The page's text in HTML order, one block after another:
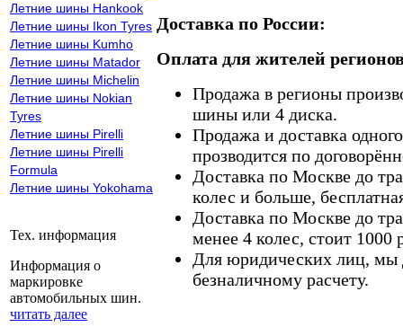
Летние шины Hankook
Летние шины Ikon Tyres
Летние шины Kumho
Летние шины Matador
Летние шины Michelin
Летние шины Nokian
Tyres
Летние шины Pirelli
Летние шины Pirelli
Formula
Летние шины Yokohama
Тех. информация
Информация о
маркировке
автомобильных шин.
читать далее
Доставка по России:
Оплата для жителей
Продажа в регионы
шины или 4 диска.
Продажа и доставка
прозводится по
Доставка по Москве до
колес и больше,
Доставка по Москве до
менее 4 колес, стоит 1000
Для юридических лиц, мы
безналичному расчету.